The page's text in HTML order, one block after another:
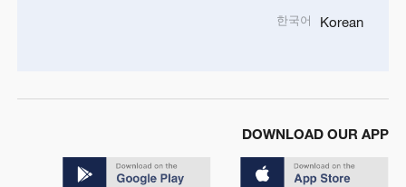
Korean
한국어
DOWNLOAD OUR APP